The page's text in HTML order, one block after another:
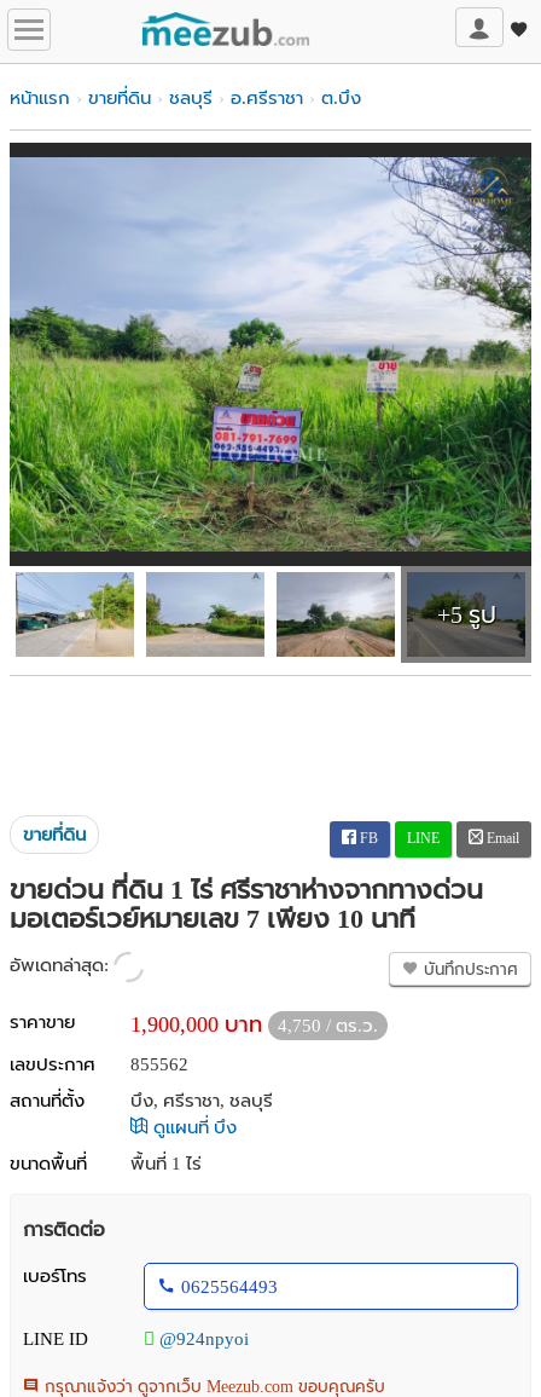
หน้าแรก ขายที่ดิน ชลบุรี อ.ศรีราชา ต.บึง
+5 รูป
ขายที่ดิน FB LINE Email
ขายด่วน ที่ดิน 1 ไร่ ศรีราชาห่างจากทางด่วน
มอเตอร์เวย์หมายเลข 7 เพียง 10 นาที
อัพเดทล่าสุด: บันทึกประกาศ
ราคาขาย 1,900,000 บาท
4,750 / ตร.ว.
เลขประกาศ
855562
สถานที่ตั้ง
บึง, ศรีราชา, ชลบุรี
ดูแผนที่ บึง
ขนาดพื้นที่
พื้นที่ 1 ไร่
การติดต่อ
เบอร์โทร
0625564493
LINE ID @924npyoi
กรุณาแจ้งว่า ดูจากเว็บ Meezub.com ขอบคุณครับ